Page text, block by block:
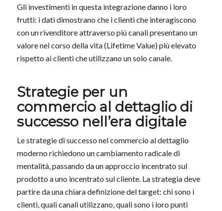
Gli investimenti in questa integrazione danno i loro
frutti: i dati dimostrano che i clienti che interagiscono
con un rivenditore attraverso più canali presentano un
valore nel corso della vita (Lifetime Value) più elevato
rispetto ai clienti che utilizzano un solo canale.
Strategie per un
commercio al dettaglio di
successo nell’era digitale
Le strategie di successo nel commercio al dettaglio
moderno richiedono un cambiamento radicale di
mentalità, passando da un approccio incentrato sul
prodotto a uno incentrato sul cliente. La strategia deve
partire da una chiara definizione del target: chi sono i
clienti, quali canali utilizzano, quali sono i loro punti